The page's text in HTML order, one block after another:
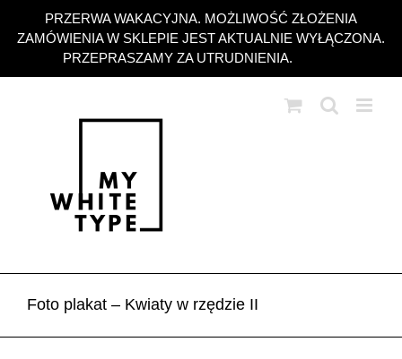
PRZERWA WAKACYJNA. MOŻLIWOŚĆ ZŁOŻENIA
ZAMÓWIENIA W SKLEPIE JEST AKTUALNIE WYŁĄCZONA.
PRZEPRASZAMY ZA UTRUDNIENIA.
zawartości
Foto plakat – Kwiaty w rzędzie II